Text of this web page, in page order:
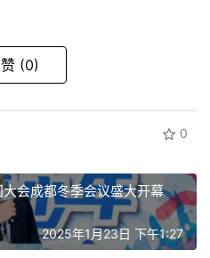
赞 (0)
0
会成都冬季会议盛大开幕
2025年1月23日 下午1:27